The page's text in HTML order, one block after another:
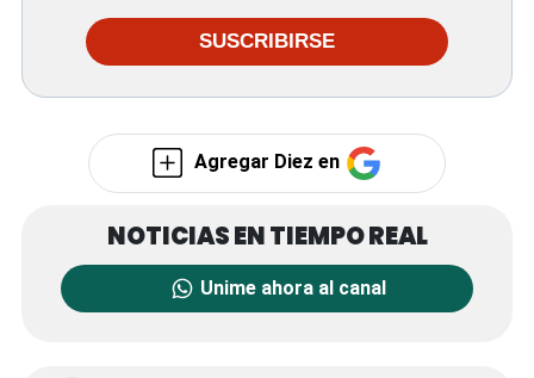
SUSCRIBIRSE
Agregar Diez en
Unime ahora al canal